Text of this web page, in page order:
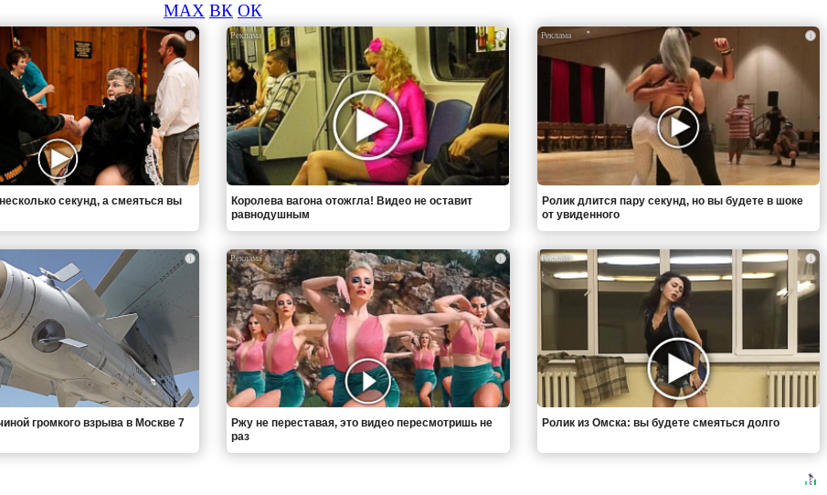
MAX ВК ОК
i
секунд, а смеяться вы
i
Королева вагона отожгла! Видео не оставит
равнодушным
i
Ролик длится пару секунд, но вы будете в шоке
от увиденного
i
громкого взрыва в Москве 7
i
Ржу не переставая, это видео пересмотришь не
раз
i
Ролик из Омска: вы будете смеяться долго